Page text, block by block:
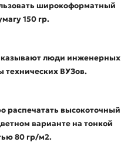
широкоформатный
150 гр.
люди инженерных
технических ВУЗов.
распечатать высокоточный
варианте на тонкой
80 гр/м2.